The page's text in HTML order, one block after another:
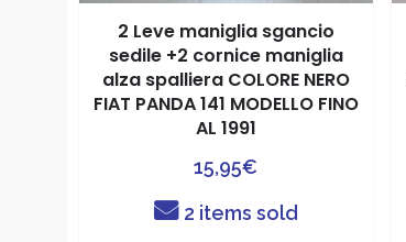
2 Leve maniglia sgancio
sedile +2 cornice maniglia
alza spalliera COLORE NERO
FIAT PANDA 141 MODELLO FINO
AL 1991
15,95€
2 items sold